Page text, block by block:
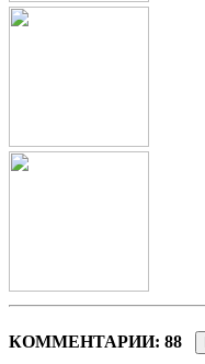
КОММЕНТАРИИ: 88